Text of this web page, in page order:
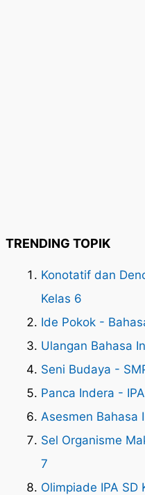
TRENDING TOPIK
Konotatif dan
Kelas 6
Ide Pokok -
Ulangan Bahasa
Seni Budaya -
Panca Indera -
Asesmen Bahasa
Sel Organisme
7
Olimpiade IPA SD